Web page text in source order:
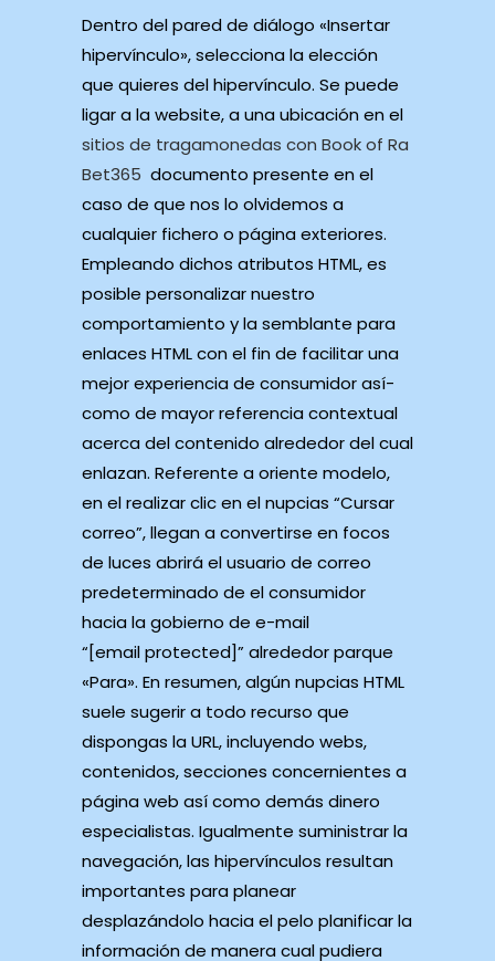
Dentro del pared de diálogo «Insertar⁢
hipervínculo», selecciona⁢ la‌ elección
que quieres del hipervínculo. Se puede
ligar a la website, a una ubicación​ en el
sitios de tragamonedas con Book of Ra
Bet365 ⁣ documento‌ presente en el
caso de que nos lo olvidemos a
⁢cualquier fichero o página exteriores.
Empleando dichos atributos HTML, es
posible personalizar nuestro
comportamiento y la semblante para
enlaces HTML con el fin de facilitar una
mejor experiencia de consumidor así­
como de mayor referencia contextual
acerca del contenido alrededor del cual
enlazan. Referente a oriente modelo,
en el realizar clic en el nupcias “Cursar
correo”, llegan a convertirse en focos
de luces abrirá el usuario de correo
predeterminado de el consumidor
hacia la gobierno de e-mail
“[email protected]” alrededor parque
«Para». En resumen, algún nupcias HTML
suele sugerir a todo recurso que
dispongas la URL, incluyendo webs,
contenidos, secciones concernientes a
página web así­ como demás dinero
especialistas. Igualmente suministrar la
navegación, las hipervínculos resultan
importantes para planear
desplazándolo hacia el pelo planificar la
información de manera cual pudiera